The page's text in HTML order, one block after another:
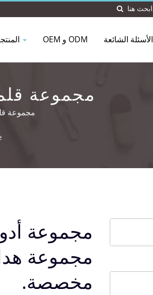
OEM و ODM الأسئلة الشائعة
مجموعة
مجموعة
مجموعة
مجموعة
مخصصة.